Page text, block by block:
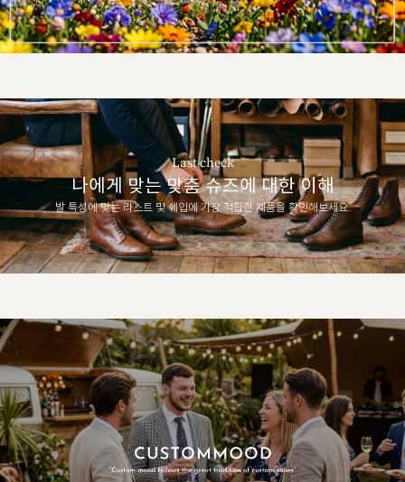
Last check
나에게 맞는 맞춤 슈즈에 대한 이해
발 특성에 맞는 라스트 및 쉐입에 가장 적합한 제품을 확인해보세요.